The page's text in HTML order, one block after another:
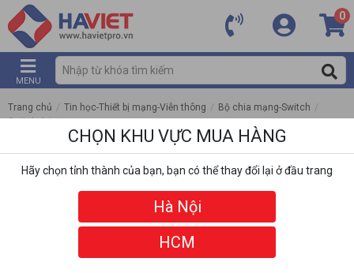
0
MENU
Trang chủ / Tin học-Thiết bị mạng-Viễn thông / Bộ chia mạng-Switch /
Switch Arista
CHỌN KHU VỰC MUA HÀNG
Hãy chọn tỉnh thành của bạn, bạn có thể thay đổi lại ở đầu trang
Hà Nội
HCM